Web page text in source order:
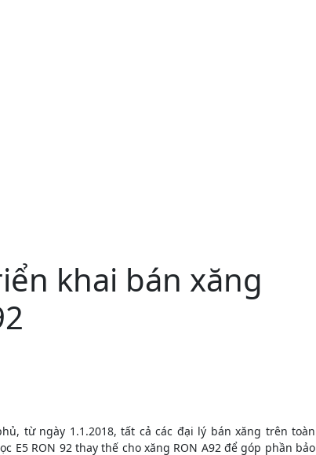
khai bán xăng
từ ngày 1.1.2018, tất cả các đại lý bán xăng trên toàn
E5 RON 92 thay thế cho xăng RON A92 để góp phần bảo